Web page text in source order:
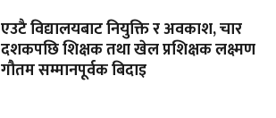
एउटै विद्यालयबाट नियुक्ति र अवकाश, चार
दशकपछि शिक्षक तथा खेल प्रशिक्षक लक्ष्मण
गौतम सम्मानपूर्वक बिदाइ